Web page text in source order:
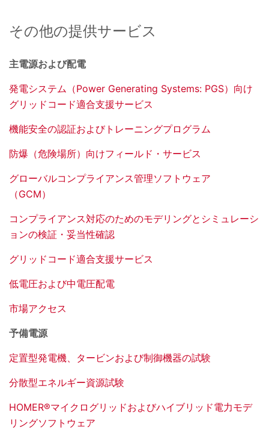
その他の提供サービス
主電源および配電
発電システム（Power Generating Systems: PGS）向け
グリッドコード適合支援サービス
機能安全の認証およびトレーニングプログラム
防爆（危険場所）向けフィールド・サービス
グローバルコンプライアンス管理ソフトウェア
（GCM）
コンプライアンス対応のためのモデリングとシミュレーシ
ョンの検証・妥当性確認
グリッドコード適合支援サービス
低電圧および中電圧配電
市場アクセス
予備電源
定置型発電機、タービンおよび制御機器の試験
分散型エネルギー資源試験
HOMER®マイクログリッドおよびハイブリッド電力モデ
リングソフトウェア